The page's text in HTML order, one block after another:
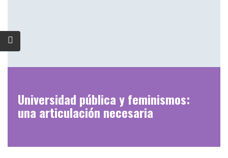
Universidad pública y feminismos:
una articulación necesaria